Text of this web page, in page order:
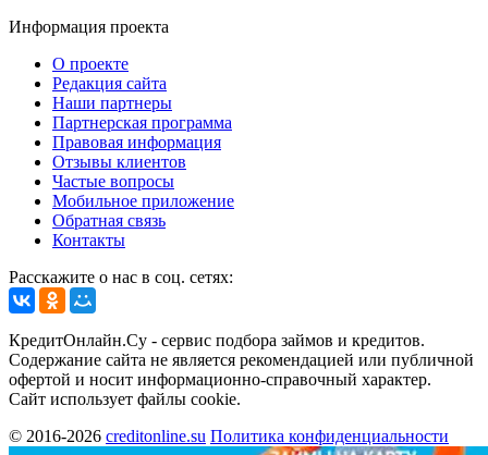
Информация проекта
О проекте
Редакция сайта
Наши партнеры
Партнерская программа
Правовая информация
Отзывы клиентов
Частые вопросы
Мобильное приложение
Обратная связь
Контакты
Расскажите о нас в соц. сетях:
КредитОнлайн.Су - сервис подбора займов и кредитов.
Содержание сайта не является рекомендацией или публичной
офертой и носит информационно-справочный характер.
Сайт использует файлы cookie.
© 2016-2026 creditonline.su Политика конфиденциальности